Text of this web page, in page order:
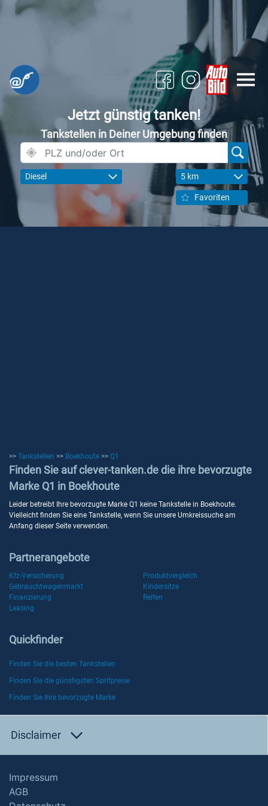
Jetzt günstig tanken!
Tankstellen in Deiner Umgebung finden
Diesel 5 km
Favoriten
>> Tankstellen >> Boekhoute >> Q1
Finden Sie auf clever-tanken.de die ihre bevorzugte
Marke Q1 in Boekhoute
Leider betreibt Ihre bevorzugte Marke Q1 keine Tankstelle in Boekhoute.
Vielleicht finden Sie eine Tankstelle, wenn Sie unsere Umkreissuche am
Anfang dieser Seite verwenden.
Partnerangebote
Kfz-Versicherung
Produktvergleich
Gebrauchtwagenmarkt
Kindersitze
Finanzierung
Reifen
Leasing
Quickfinder
Finden Sie die besten Tankstellen
Finden Sie die günstigsten Spritpreise
Finden Sie Ihre bevorzugte Marke
Disclaimer
Impressum
AGB